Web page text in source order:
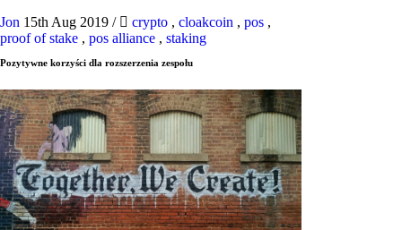
Jon 15th Aug 2019 / crypto , cloakcoin , pos ,
proof of stake , pos alliance , staking
Pozytywne korzyści dla rozszerzenia zespołu